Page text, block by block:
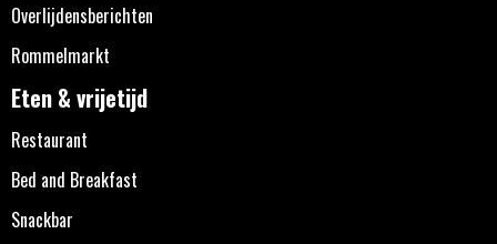
Overlijdensberichten
Rommelmarkt
Eten & vrijetijd
Restaurant
Bed and Breakfast
Snackbar